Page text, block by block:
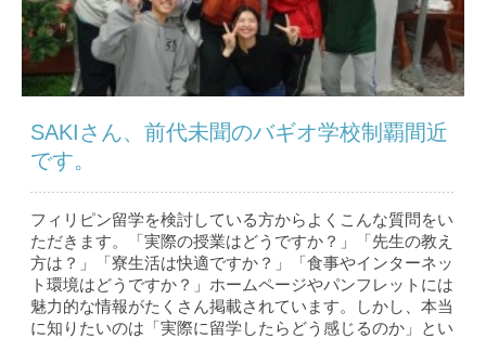
SAKIさん、前代未聞のバギオ学校制覇間近
です。
フィリピン留学を検討している方からよくこんな質問をい
ただきます。「実際の授業はどうですか？」「先生の教え
方は？」「寮生活は快適ですか？」「食事やインターネッ
ト環境はどうですか？」ホームページやパンフレットには
魅力的な情報がたくさん掲載されています。しかし、本当
に知りたいのは「実際に留学したらどう感じるのか」とい